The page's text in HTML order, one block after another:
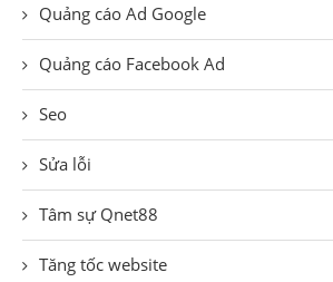
Quảng cáo Ad Google
Quảng cáo Facebook Ad
Seo
Sửa lỗi
Tâm sự Qnet88
Tăng tốc website